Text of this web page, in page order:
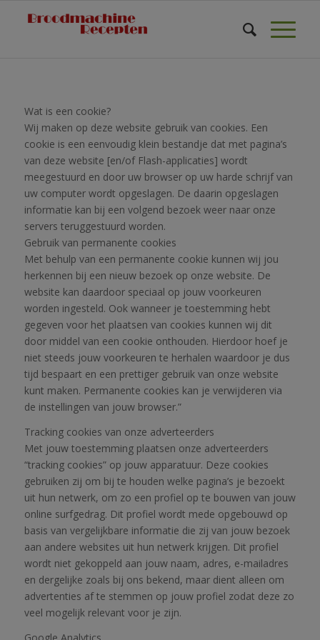
Wat is een cookie?
Wij maken op deze website gebruik van cookies. Een
cookie is een eenvoudig klein bestandje dat met pagina’s
van deze website [en/of Flash-applicaties] wordt
meegestuurd en door uw browser op uw harde schrijf van
uw computer wordt opgeslagen. De daarin opgeslagen
informatie kan bij een volgend bezoek weer naar onze
servers teruggestuurd worden.
Gebruik van permanente cookies
Met behulp van een permanente cookie kunnen wij jou
herkennen bij een nieuw bezoek op onze website. De
website kan daardoor speciaal op jouw voorkeuren
worden ingesteld. Ook wanneer je toestemming hebt
gegeven voor het plaatsen van cookies kunnen wij dit
door middel van een cookie onthouden. Hierdoor hoef je
niet steeds jouw voorkeuren te herhalen waardoor je dus
tijd bespaart en een prettiger gebruik van onze website
kunt maken. Permanente cookies kan je verwijderen via
de instellingen van jouw browser.”
Tracking cookies van onze adverteerders
Met jouw toestemming plaatsen onze adverteerders
“tracking cookies” op jouw apparatuur. Deze cookies
gebruiken zij om bij te houden welke pagina’s je bezoekt
uit hun netwerk, om zo een profiel op te bouwen van jouw
online surfgedrag. Dit profiel wordt mede opgebouwd op
basis van vergelijkbare informatie die zij van jouw bezoek
aan andere websites uit hun netwerk krijgen. Dit profiel
wordt niet gekoppeld aan jouw naam, adres, e-mailadres
en dergelijke zoals bij ons bekend, maar dient alleen om
advertenties af te stemmen op jouw profiel zodat deze zo
veel mogelijk relevant voor je zijn.
Google Analytics